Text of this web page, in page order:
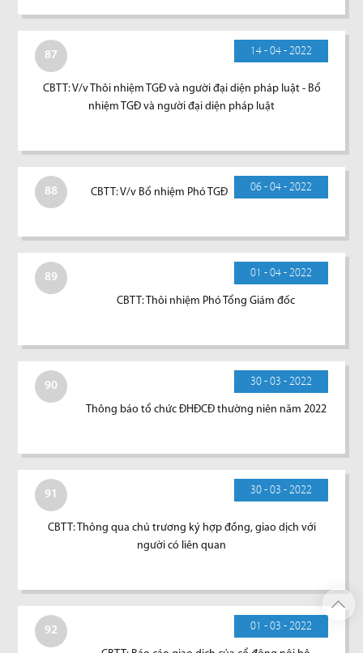
87 14 - 04 - 2022
CBTT: V/v Thôi nhiệm TGĐ và người đại diện pháp luật - Bổ
nhiệm TGĐ và người đại diện pháp luật
88 06 - 04 - 2022
CBTT: V/v Bổ nhiệm Phó TGĐ
89 01 - 04 - 2022
CBTT: Thôi nhiệm Phó Tổng Giám đốc
90 30 - 03 - 2022
Thông báo tổ chức ĐHĐCĐ thường niên năm 2022
91 30 - 03 - 2022
CBTT: Thông qua chủ trương ký hợp đồng, giao dịch với
người có liên quan
92 01 - 03 - 2022